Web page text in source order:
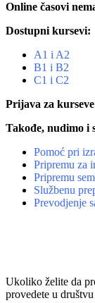
Online časovi
Dostupni kursevi:
A1 i A2
B1 i B2
C1 i C2
Prijava za
Takođe, nudimo i
Pomoć pri
Pripremu za
Pripremu
Službenu
Prevodjenje
Ukoliko želite da
provedete u